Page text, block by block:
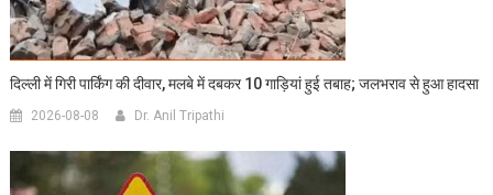
दिल्ली में गिरी पार्किंग की दीवार, मलबे में दबकर 10 गाड़ियां हुई तबाह; जलभराव से हुआ हादसा
2026-08-08 Dr. Anil Tripathi